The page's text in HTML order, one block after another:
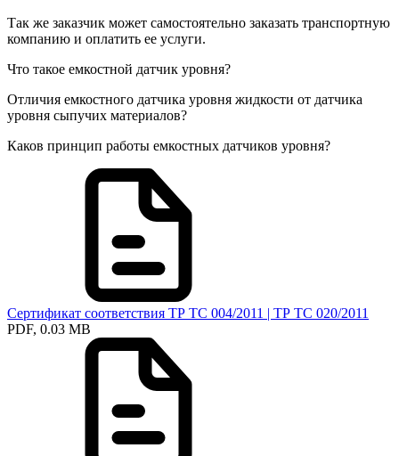
Так же заказчик может самостоятельно заказать транспортную
компанию и оплатить ее услуги.
Что такое емкостной датчик уровня?
Отличия емкостного датчика уровня жидкости от датчика
уровня сыпучих материалов?
Каков принцип работы емкостных датчиков уровня?
Сертификат соответствия ТР ТС 004/2011 | ТР ТС 020/2011
PDF, 0.03 MB